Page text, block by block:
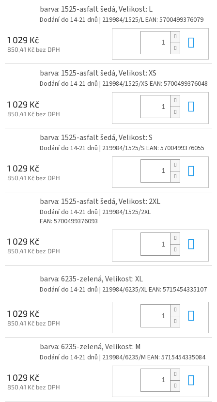
barva: 1525-asfalt šedá, Velikost: L
Dodání do 14-21 dnů | 219984/1525/LEAN: 5700499376079
1 029 Kč
850,41 Kč bez DPH
barva: 1525-asfalt šedá, Velikost: XS
Dodání do 14-21 dnů | 219984/1525/XS EAN: 5700499376048
1 029 Kč
850,41 Kč bez DPH
barva: 1525-asfalt šedá, Velikost: S
Dodání do 14-21 dnů | 219984/1525/S EAN: 5700499376055
1 029 Kč
850,41 Kč bez DPH
barva: 1525-asfalt šedá, Velikost: 2XL
Dodání do 14-21 dnů | 219984/1525/2XL
EAN: 5700499376093
1 029 Kč
850,41 Kč bez DPH
barva: 6235-zelená, Velikost: XL
Dodání do 14-21 dnů | 219984/6235/XLEAN: 5715454335107
1 029 Kč
850,41 Kč bez DPH
barva: 6235-zelená, Velikost: M
Dodání do 14-21 dnů | 219984/6235/M EAN: 5715454335084
1 029 Kč
850,41 Kč bez DPH